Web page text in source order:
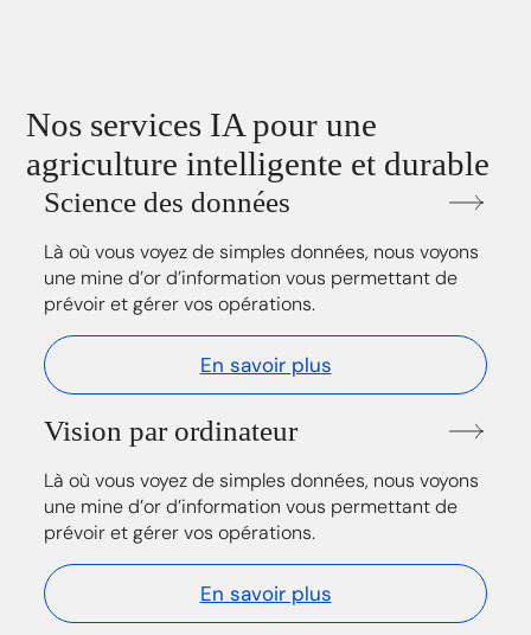
Nos services IA pour une
agriculture intelligente et durable
Science des données
Là où vous voyez de simples données, nous voyons
une mine d’or d’information vous permettant de
prévoir et gérer vos opérations.
En savoir plus
Vision par ordinateur
Là où vous voyez de simples données, nous voyons
une mine d’or d’information vous permettant de
prévoir et gérer vos opérations.
En savoir plus